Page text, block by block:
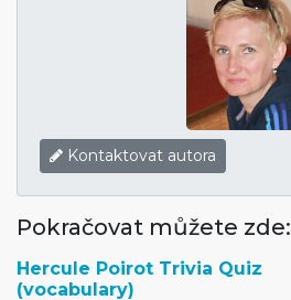
Kontaktovat autora
Pokračovat můžete zde:
Hercule Poirot Trivia Quiz
(vocabulary)